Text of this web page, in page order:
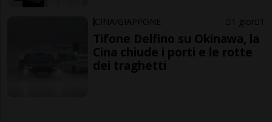
CINA/GIAPPONE 1 gior 1
Tifone Delfino su Okinawa, la
Cina chiude i porti e le rotte
dei traghetti